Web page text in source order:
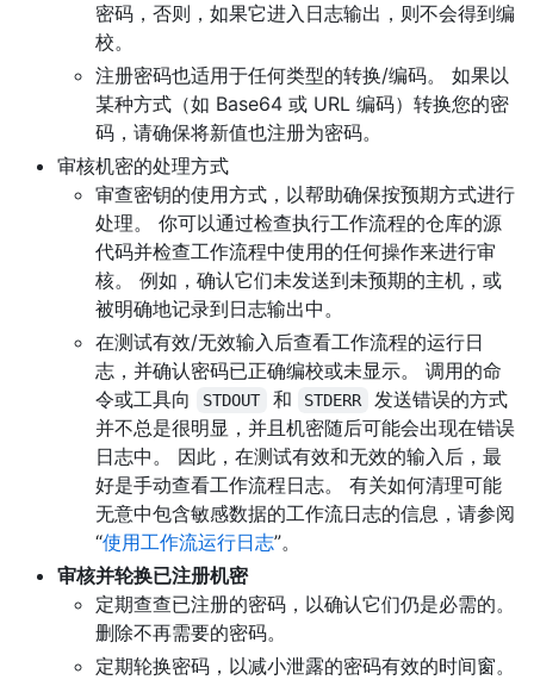
密码，否则，如果它进入日志输出，则不会得到编
校。
注册密码也适用于任何类型的转换/编码。 如果以
某种方式（如 Base64 或 URL 编码）转换您的密
码，请确保将新值也注册为密码。
审核机密的处理方式
审查密钥的使用方式，以帮助确保按预期方式进行
处理。 你可以通过检查执行工作流程的仓库的源
代码并检查工作流程中使用的任何操作来进行审
核。 例如，确认它们未发送到未预期的主机，或
被明确地记录到日志输出中。
在测试有效/无效输入后查看工作流程的运行日
志，并确认密码已正确编校或未显示。 调用的命
令或工具向
STDOUT 和 STDERR
发送错误的方式
并不总是很明显，并且机密随后可能会出现在错误
日志中。 因此，在测试有效和无效的输入后，最
好是手动查看工作流程日志。 有关如何清理可能
无意中包含敏感数据的工作流日志的信息，请参阅
“使用工作流运行日志”。
审核并轮换已注册机密
定期查查已注册的密码，以确认它们仍是必需的。
删除不再需要的密码。
定期轮换密码，以减小泄露的密码有效的时间窗。